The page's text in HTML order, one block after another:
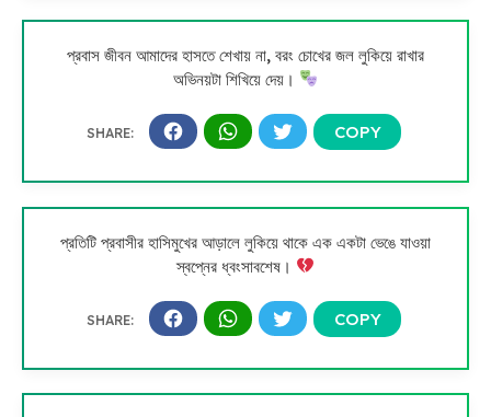
প্রবাস জীবন আমাদের হাসতে শেখায় না, বরং চোখের জল লুকিয়ে রাখার
অভিনয়টা শিখিয়ে দেয়।
প্রতিটি প্রবাসীর হাসিমুখের আড়ালে লুকিয়ে থাকে এক একটা ভেঙে যাওয়া
স্বপ্নের ধ্বংসাবশেষ।